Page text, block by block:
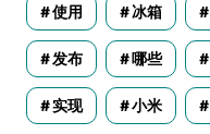
使用 冰箱
发布 哪些
实现 小米